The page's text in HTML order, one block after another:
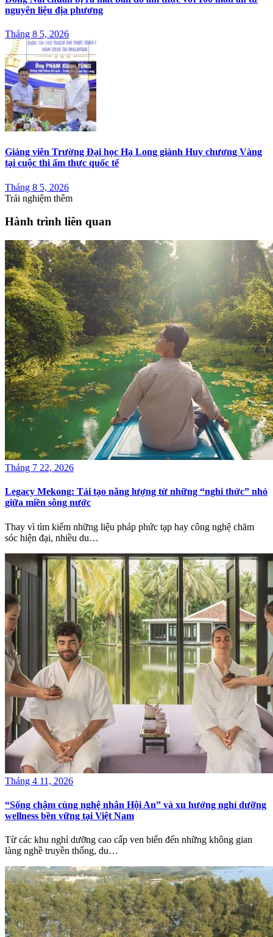
nguyên liệu địa phương
Tháng 8 5, 2026
Giảng viên Trường Đại học Hạ Long giành Huy chương Vàng
tại cuộc thi ẩm thực quốc tế
Tháng 8 5, 2026
Trải nghiệm thêm
Hành trình liên quan
Tháng 7 22, 2026
Legacy Mekong: Tái tạo năng lượng từ những “nghi thức” nhỏ
giữa miền sông nước
Thay vì tìm kiếm những liệu pháp phức tạp hay công nghệ chăm
sóc hiện đại, nhiều du…
Tháng 4 11, 2026
“Sống chậm cùng nghệ nhân Hội An” và xu hướng nghỉ dưỡng
wellness bền vững tại Việt Nam
Từ các khu nghỉ dưỡng cao cấp ven biển đến những không gian
làng nghề truyền thống, du…